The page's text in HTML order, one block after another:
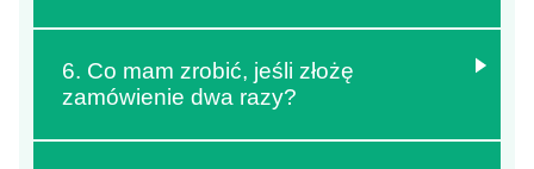
6. Co mam zrobić, jeśli złożę
zamówienie dwa razy?